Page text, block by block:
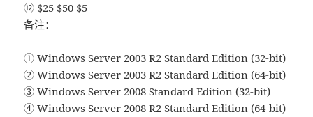
⑫ $25 $50 $5
备注：
① Windows Server 2003 R2 Standard Edition (32-bit)
② Windows Server 2003 R2 Standard Edition (64-bit)
③ Windows Server 2008 Standard Edition (32-bit)
④ Windows Server 2008 R2 Standard Edition (64-bit)